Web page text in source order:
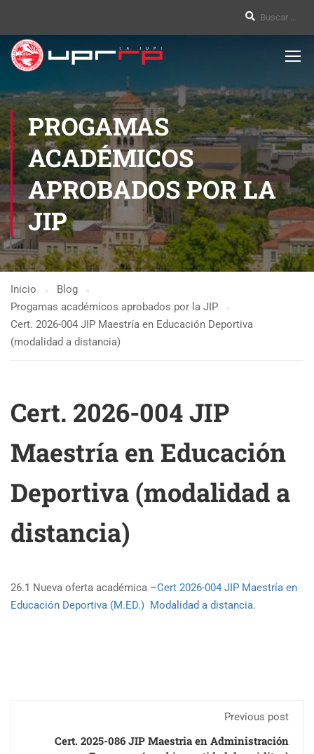
PROGAMAS
ACADÉMICOS
APROBADOS POR LA
JIP
Inicio
Blog
Progamas académicos aprobados por la JIP
Cert. 2026-004 JIP Maestría en Educación Deportiva
(modalidad a distancia)
Cert. 2026-004 JIP
Maestría en Educación
Deportiva (modalidad a
distancia)
26.1 Nueva oferta académica –Cert 2026-004 JIP Maestría en
Educación Deportiva (M.ED.) Modalidad a distancia.
Previous post
Cert. 2025-086 JIP Maestria en Administración